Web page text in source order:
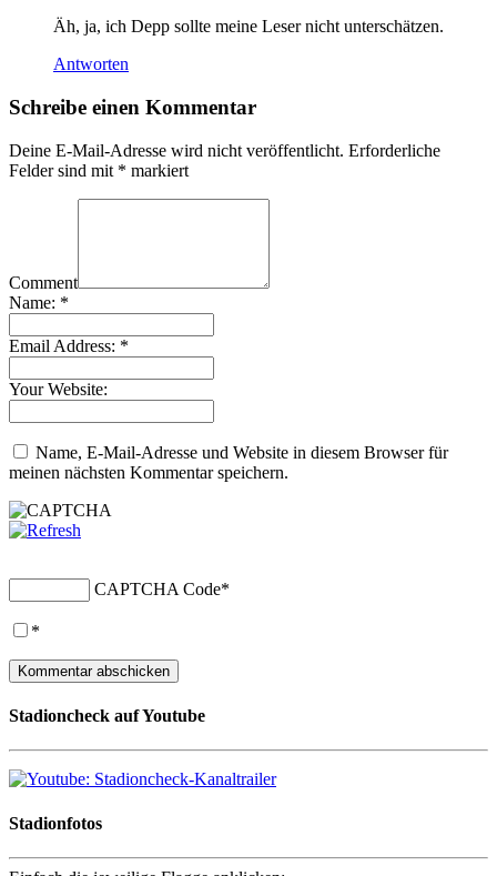
Äh, ja, ich Depp sollte meine Leser nicht unterschätzen.
Antworten
Schreibe einen Kommentar
Deine E-Mail-Adresse wird nicht veröffentlicht. Erforderliche
Felder sind mit * markiert
Comment
Name: *
Email Address: *
Your Website:
Name, E-Mail-Adresse und Website in diesem Browser für
meinen nächsten Kommentar speichern.
CAPTCHA Code*
*
Stadioncheck auf Youtube
Stadionfotos